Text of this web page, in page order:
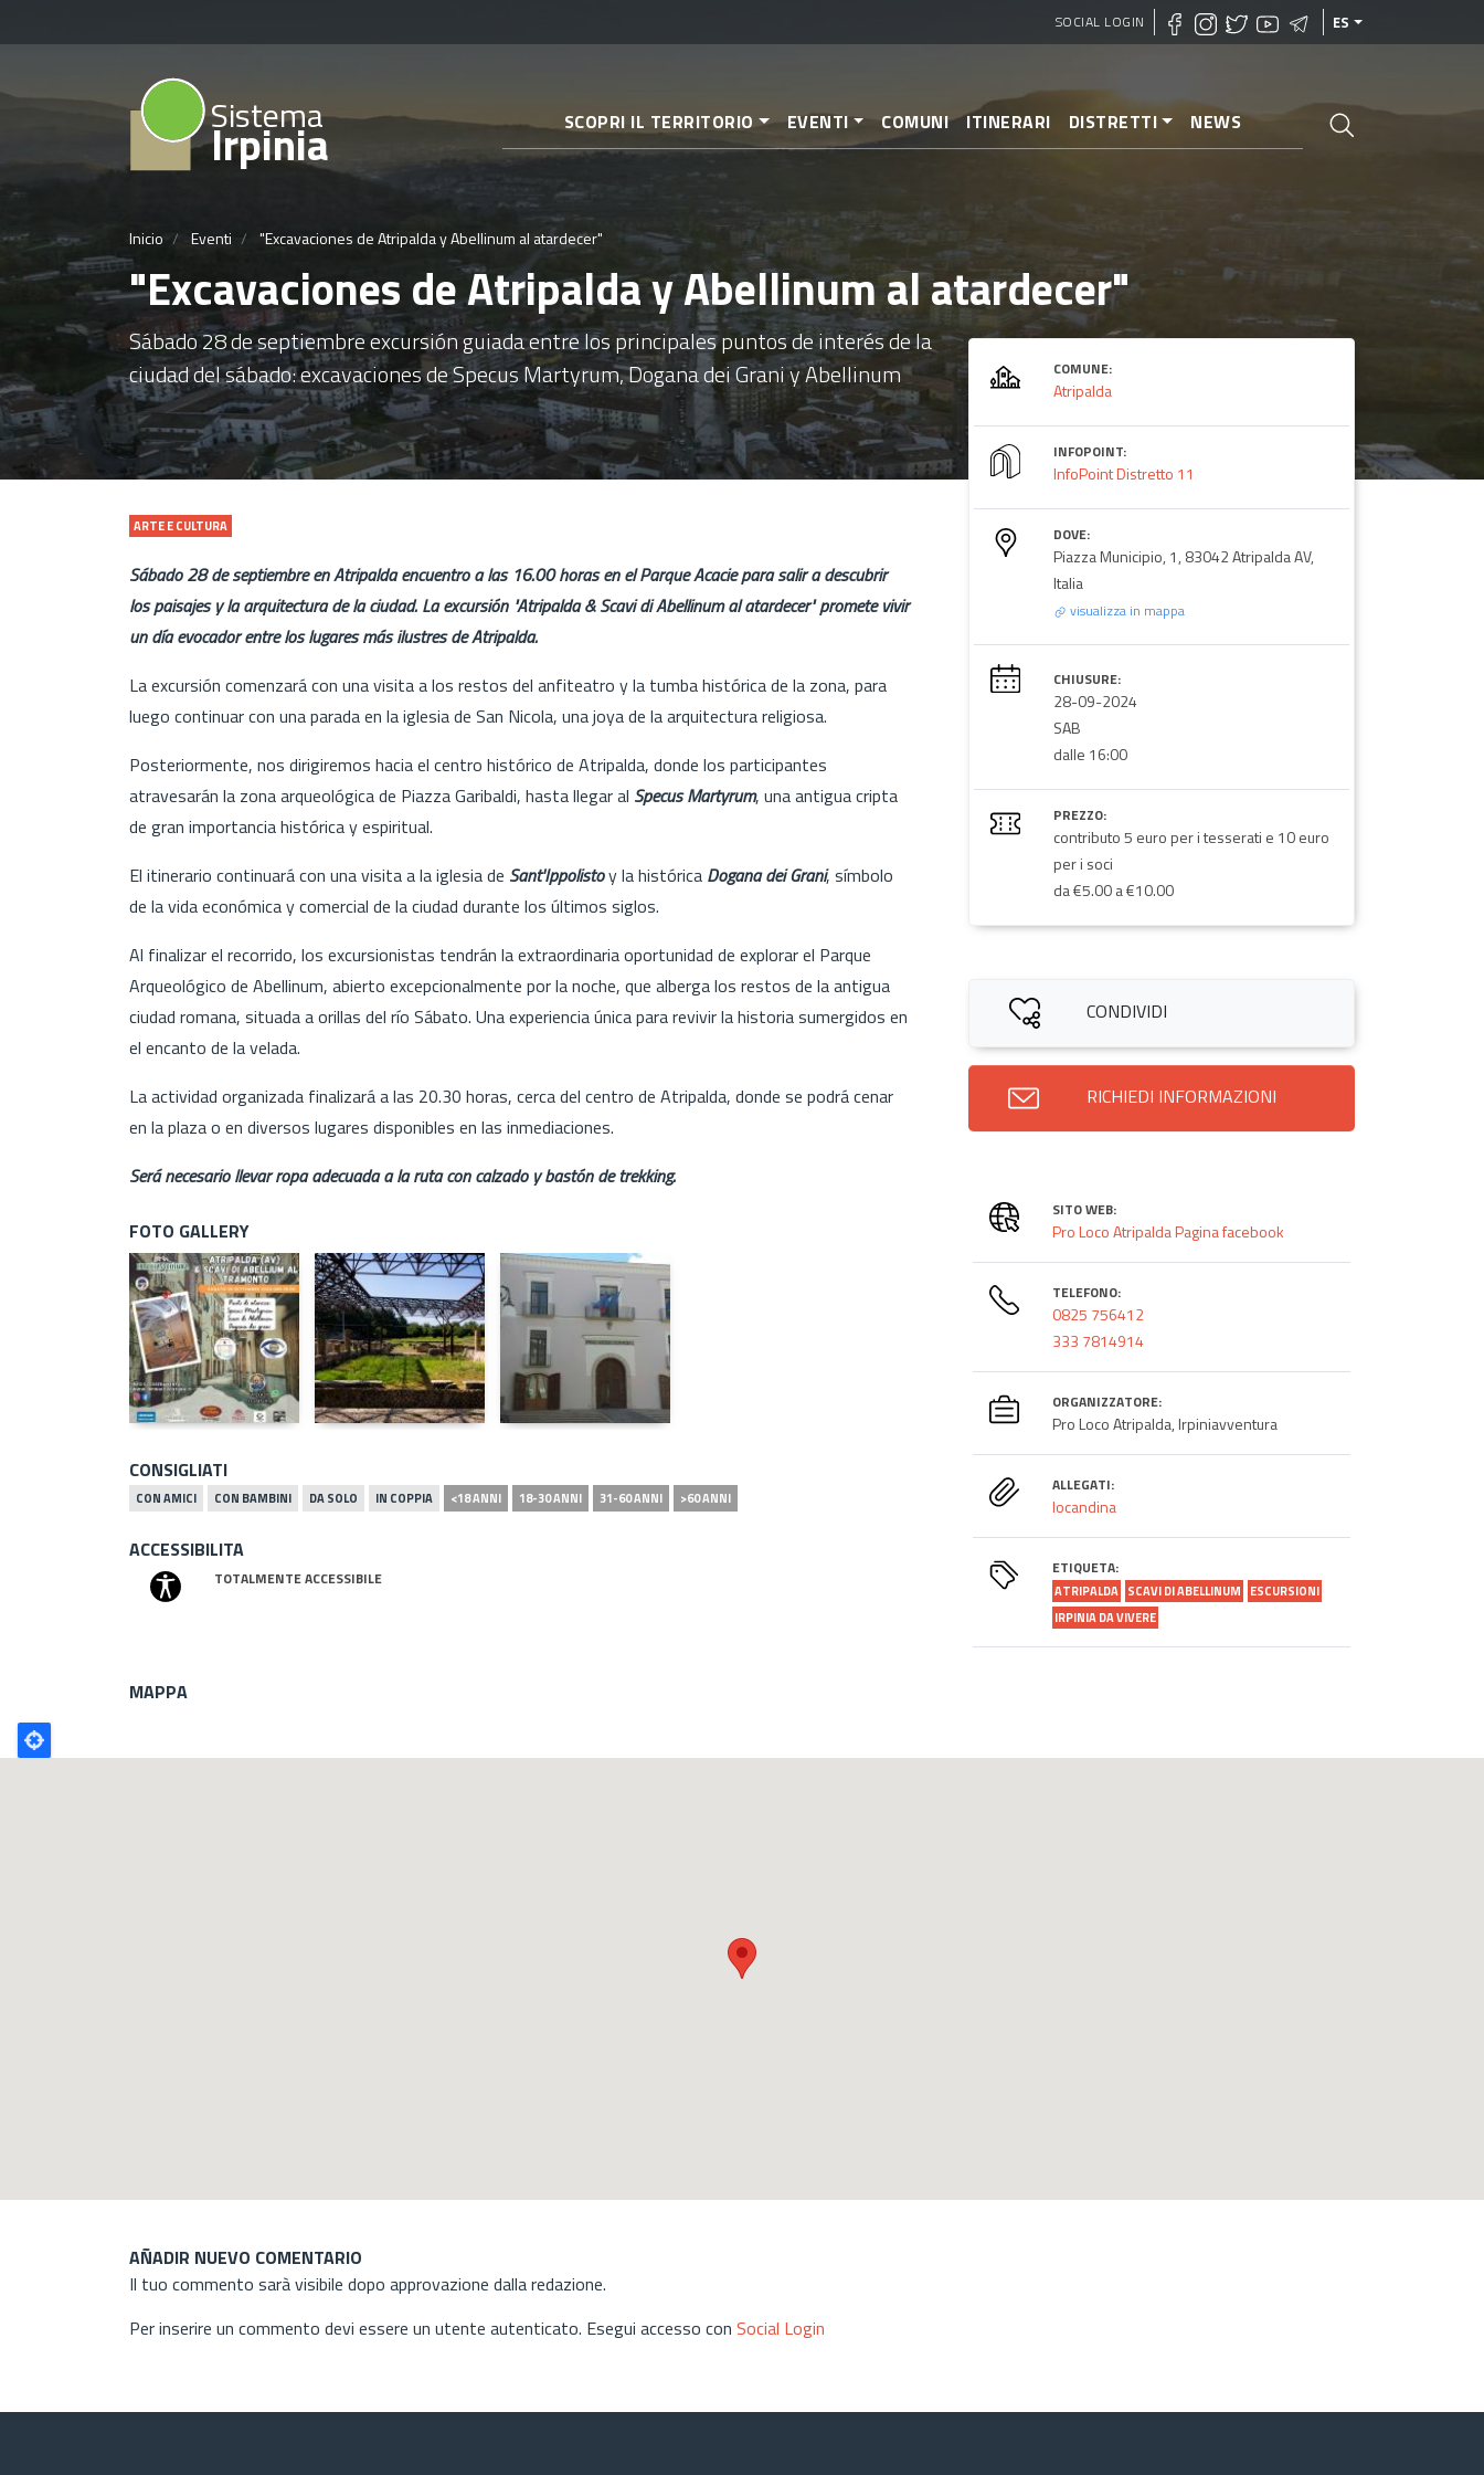
al
SOCIAL LOGIN ES
Sistema
Irpinia SCOPRI IL TERRITORIO EVENTI COMUNI ITINERARI DISTRETTI NEWS
Inicio Eventi "Excavaciones de Atripalda y Abellinum al atardecer"
"Excavaciones de Atripalda y Abellinum al atardecer"
Sábado 28 de septiembre excursión guiada entre los principales puntos de interés de la
ciudad del sábado: excavaciones de Specus Martyrum, Dogana dei Grani y Abellinum
ARTE E CULTURA
Sábado 28 de septiembre en Atripalda encuentro a las 16.00 horas en el Parque Acacie para salir a descubrir
los paisajes y la arquitectura de la ciudad. La excursión "Atripalda & Scavi di Abellinum al atardecer" promete vivir
un día evocador entre los lugares más ilustres de Atripalda.
La excursión comenzará con una visita a los restos del anfiteatro y la tumba histórica de la zona, para
luego continuar con una parada en la iglesia de San Nicola, una joya de la arquitectura religiosa.
Posteriormente, nos dirigiremos hacia el centro histórico de Atripalda, donde los participantes
atravesarán la zona arqueológica de Piazza Garibaldi, hasta llegar al Specus Martyrum, una antigua cripta
de gran importancia histórica y espiritual.
El itinerario continuará con una visita a la iglesia de Sant'Ippolistoy la histórica Dogana dei Grani, símbolo
de la vida económica y comercial de la ciudad durante los últimos siglos.
Al finalizar el recorrido, los excursionistas tendrán la extraordinaria oportunidad de explorar el Parque
Arqueológico de Abellinum, abierto excepcionalmente por la noche, que alberga los restos de la antigua
ciudad romana, situada a orillas del río Sábato. Una experiencia única para revivir la historia sumergidos en
el encanto de la velada.
La actividad organizada finalizará a las 20.30 horas, cerca del centro de Atripalda, donde se podrá cenar
en la plaza o en diversos lugares disponibles en las inmediaciones.
Será necesario llevar ropa adecuada a la ruta con calzado y bastón de trekking.
FOTO GALLERY
CONSIGLIATI
CON AMICI CON BAMBINI DA SOLO IN COPPIA <18 ANNI 18-30 ANNI 31-60 ANNI >60 ANNI
ACCESSIBILITA
TOTALMENTE ACCESSIBILE
COMUNE:
Atripalda
INFOPOINT:
InfoPoint Distretto 11
DOVE:
Piazza Municipio, 1, 83042 Atripalda AV,
Italia
visualizza in mappa
CHIUSURE:
28-09-2024
SAB
dalle 16:00
PREZZO:
contributo 5 euro per i tesserati e 10 euro
per i soci
da €5.00 a €10.00
CONDIVIDI
RICHIEDI INFORMAZIONI
SITO WEB:
Pro Loco Atripalda Pagina facebook
TELEFONO:
0825 756412
333 7814914
ORGANIZZATORE:
Pro Loco Atripalda, Irpiniavventura
ALLEGATI:
locandina
ETIQUETA:
ATRIPALDA SCAVI DI ABELLINUM
ESCURSIONI
IRPINIA DA VIVERE
MAPPA
Poligono
GEO
AÑADIR NUEVO COMENTARIO
Il tuo commento sarà visibile dopo approvazione dalla redazione.
Per inserire un commento devi essere un utente autenticato. Esegui accesso con Social Login